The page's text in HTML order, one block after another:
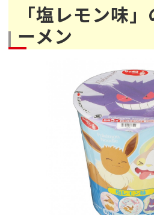
「塩レモン味
ーメン